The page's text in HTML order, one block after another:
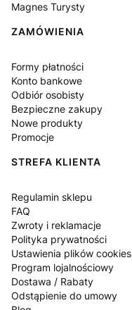
Magnes Turysty
ZAMÓWIENIA
Formy płatności
Konto bankowe
Odbiór osobisty
Bezpieczne zakupy
Nowe produkty
Promocje
STREFA KLIENTA
Regulamin sklepu
FAQ
Zwroty i reklamacje
Polityka prywatności
Ustawienia plików cookies
Program lojalnościowy
Dostawa / Rabaty
Odstąpienie do umowy